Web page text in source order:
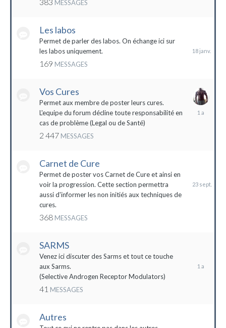
383 MESSAGES
Les labos
Permet de parler des labos. On échange ici sur
les labos uniquement.
169 MESSAGES
Vos Cures
Permet aux membre de poster leurs cures.
L'equipe du forum décline toute responsabilité en
cas de problème (Legal ou de Santé)
2 447 MESSAGES
28
Carnet de Cure
Permet de poster vos Carnet de Cure et ainsi en
voir la progression. Cette section permettra
aussi d'informer les non initiés aux techniques de
cures.
368 MESSAGES
2023
SARMS
Venez ici discuter des Sarms et tout ce touche
aux Sarms.
(Selective Androgen Receptor Modulators)
41 MESSAGES
2022
Autres